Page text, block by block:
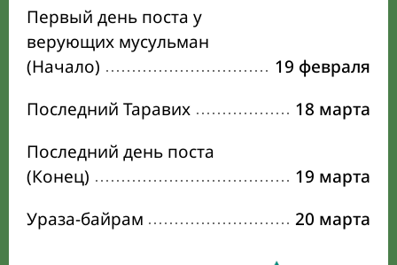
Первый день поста у
верующих мусульман
(Начало)
19 февраля
Последний Таравих
18 марта
Последний день поста
(Конец)
19 марта
Ураза-байрам
20 марта